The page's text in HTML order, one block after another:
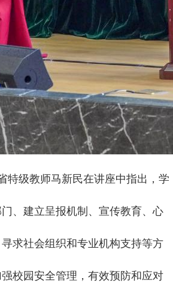
特级教师马新民在讲座中指出，学
、建立呈报机制、宣传教育、心
求社会组织和专业机构支持等方
校园安全管理，有效预防和应对